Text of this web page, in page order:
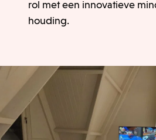
rol met een innovatieve
houding.